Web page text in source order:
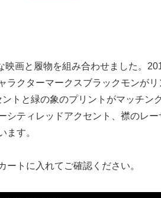
画と履物を組み合わせました。
クターマークスブラックモンが
トと緑の象のプリントがマッチン
ティレッドアクセント、襟のレ
ます。
トに入れてご確認ください。